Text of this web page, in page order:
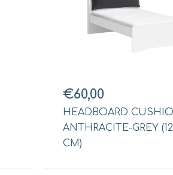
€60,00
HEADBOARD
ANTHRACITE-GREY
CM)